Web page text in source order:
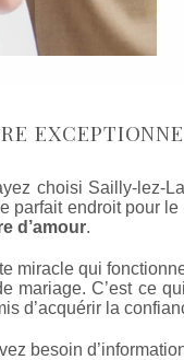
choisi Sailly-
parfait endroit pour
d’amour.
miracle qui
mariage. C’est ce
d’acquérir la
besoin